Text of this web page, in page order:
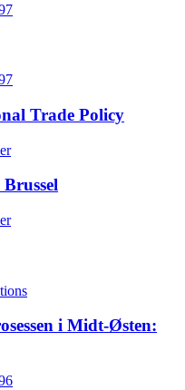
Trade Policy
i Midt-Østen: